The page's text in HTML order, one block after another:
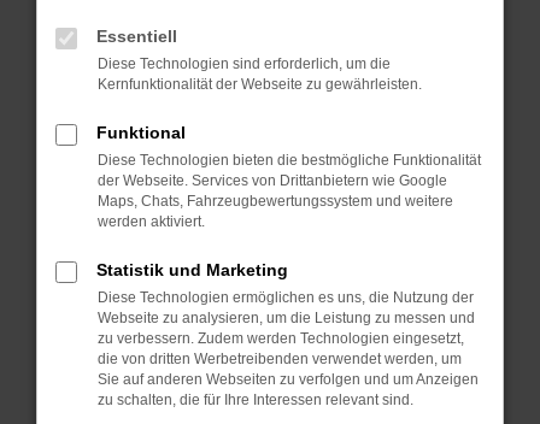
können das Laden bestimmter Seiten
verhindern. Funktioniert die Seite in einem
anderen Browser oder in einem privaten
Starte dein Gerät neu.
Das kann manchmal helfen, vorübergehende
Probleme zu beheben.
Betriebssystem auf dem neuesten Stand
sind.
Veraltete Software birgt nicht nur ein
Sicherheitsrisiko, sondern kann auch dazu
führen, dass bestimmte Funktionen nicht mehr
unterstützt werden.
Essentiell
Diese Technologien sind erforderlich, um die
Kernfunktionalität der Webseite zu gewährleisten.
Funktional
Diese Technologien bieten die bestmögliche Funktionalität
der Webseite. Services von Drittanbietern wie Google
Maps, Chats, Fahrzeugbewertungssystem und weitere
werden aktiviert.
Statistik und Marketing
Diese Technologien ermöglichen es uns, die Nutzung der
Webseite zu analysieren, um die Leistung zu messen und
zu verbessern. Zudem werden Technologien eingesetzt,
die von dritten Werbetreibenden verwendet werden, um
Sie auf anderen Webseiten zu verfolgen und um Anzeigen
zu schalten, die für Ihre Interessen relevant sind.